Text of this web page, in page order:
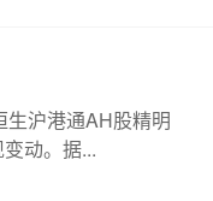
沪港通AH股精明
动。据...